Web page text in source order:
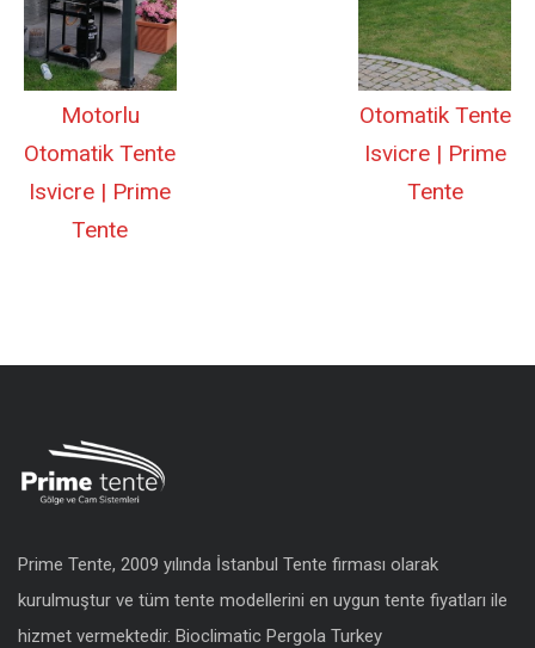
Motorlu
Otomatik Tente
Isvicre | Prime
Tente
Otomatik Tente
Isvicre | Prime
Tente
Prime Tente, 2009 yılında İstanbul Tente firması olarak
kurulmuştur ve tüm tente modellerini en uygun tente fiyatları ile
hizmet vermektedir. Bioclimatic Pergola Turkey